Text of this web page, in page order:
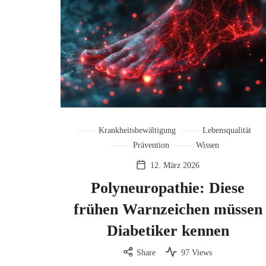
Krankheitsbewältigung
Lebensqualität
Prävention
Wissen
12. März 2026
Polyneuropathie: Diese
frühen Warnzeichen müssen
Diabetiker kennen
Share 97 Views